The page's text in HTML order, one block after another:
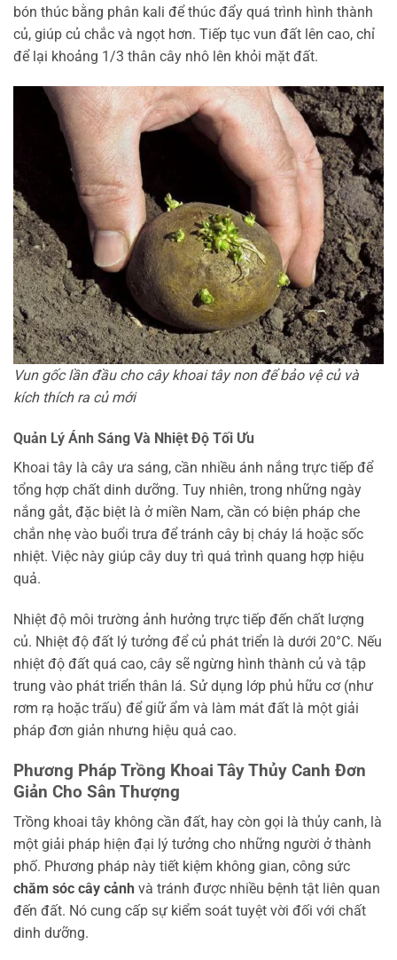
bón thúc bằng phân kali để thúc đẩy quá trình hình thành
củ, giúp củ chắc và ngọt hơn. Tiếp tục vun đất lên cao, chỉ
để lại khoảng 1/3 thân cây nhô lên khỏi mặt đất.
Vun gốc lần đầu cho cây khoai tây non để bảo vệ củ và
kích thích ra củ mới
Quản Lý Ánh Sáng Và Nhiệt Độ Tối Ưu
Khoai tây là cây ưa sáng, cần nhiều ánh nắng trực tiếp để
tổng hợp chất dinh dưỡng. Tuy nhiên, trong những ngày
nắng gắt, đặc biệt là ở miền Nam, cần có biện pháp che
chắn nhẹ vào buổi trưa để tránh cây bị cháy lá hoặc sốc
nhiệt. Việc này giúp cây duy trì quá trình quang hợp hiệu
quả.
Nhiệt độ môi trường ảnh hưởng trực tiếp đến chất lượng
củ. Nhiệt độ đất lý tưởng để củ phát triển là dưới 20°C. Nếu
nhiệt độ đất quá cao, cây sẽ ngừng hình thành củ và tập
trung vào phát triển thân lá. Sử dụng lớp phủ hữu cơ (như
rơm rạ hoặc trấu) để giữ ẩm và làm mát đất là một giải
pháp đơn giản nhưng hiệu quả cao.
Phương Pháp Trồng Khoai Tây Thủy Canh Đơn
Giản Cho Sân Thượng
Trồng khoai tây không cần đất, hay còn gọi là thủy canh, là
một giải pháp hiện đại lý tưởng cho những người ở thành
phố. Phương pháp này tiết kiệm không gian, công sức
chăm sóc cây cảnh và tránh được nhiều bệnh tật liên quan
đến đất. Nó cung cấp sự kiểm soát tuyệt vời đối với chất
dinh dưỡng.